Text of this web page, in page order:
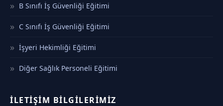
B Sınıfı İş Güvenliği Eğitimi
C Sınıfı İş Güvenliği Eğitimi
İşyeri Hekimliği Eğitimi
Diğer Sağlık Personeli Eğitimi
İLETIŞIM BILGILERIMIZ